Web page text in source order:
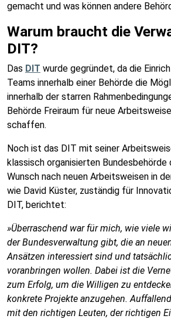
gemacht und was können andere
Warum braucht die
DIT?
Das DIT wurde gegründet, da die
Teams innerhalb einer Behörde die
innerhalb der starren
Behörde Freiraum für neue
schaffen.
Noch ist das DIT mit seiner
klassisch organisierten Bundesbehörde
Wunsch nach neuen Arbeitsweisen in
wie David Küster, zuständig für
DIT, berichtet:
»Überraschend war für mich, wie viele
der Bundesverwaltung gibt, die an
Ansätzen interessiert sind und
voranbringen wollen. Dabei ist die
zum Erfolg, um die Willigen zu
konkrete Projekte anzugehen.
mit den richtigen Leuten, der richtigen